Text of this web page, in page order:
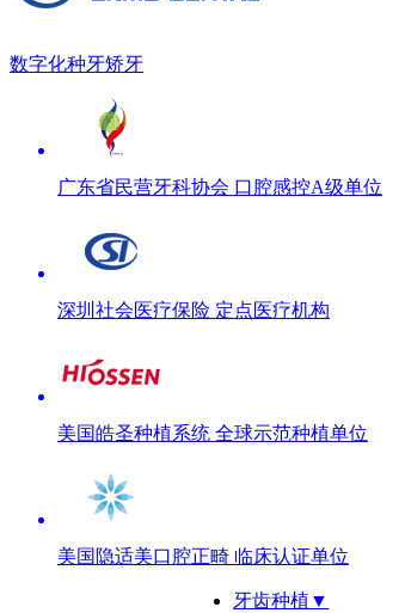
数字化种牙矫牙
广东省民营牙科协会 口腔感控A级单位
深圳社会医疗保险 定点医疗机构
美国皓圣种植系统 全球示范种植单位
美国隐适美口腔正畸 临床认证单位
牙齿种植▼